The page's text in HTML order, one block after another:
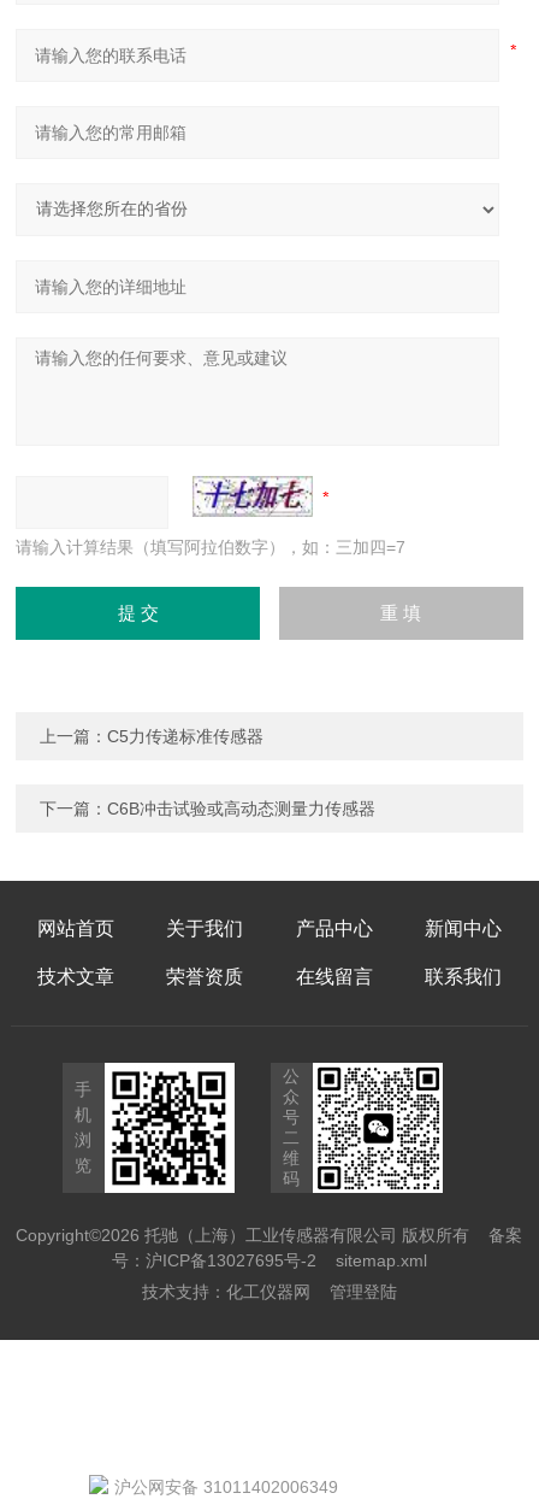
请输入计算结果（填写阿拉伯数字），如：三加四=7
上一篇：C5力传递标准传感器
下一篇：C6B冲击试验或高动态测量力传感器
网站首页 关于我们 产品中心 新闻中心
技术文章 荣誉资质 在线留言 联系我们
手
机
浏
览
公
众
号
二
维
码
Copyright©2026 托驰（上海）工业传感器有限公司 版权所有备案
号：沪ICP备13027695号-2
sitemap.xml
技术支持： 化工仪器网 管理登陆
沪公网安备 31011402006349